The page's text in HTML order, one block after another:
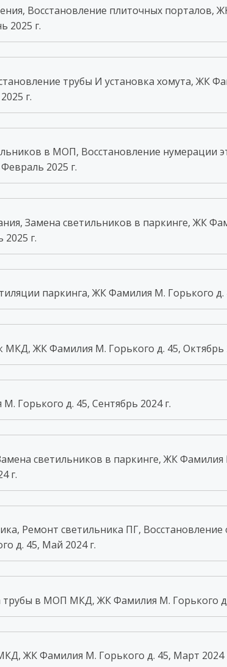
Восстановление плиточных порталов,
2025 г.
трубы И установка хомута, ЖК
г.
в МОП, Восстановление нумерации
2025 г.
Замена светильников в паркинге, ЖК
2025 г.
паркинга, ЖК Фамилия М. Горького д.
ЖК Фамилия М. Горького д. 45, Октябрь
Горького д. 45, Сентябрь 2024 г.
светильников в паркинге, ЖК
г.
Ремонт светильника ПГ,
д. 45, Май 2024 г.
в МОП МКД, ЖК Фамилия М. Горького д.
ЖК Фамилия М. Горького д. 45, Март 2024